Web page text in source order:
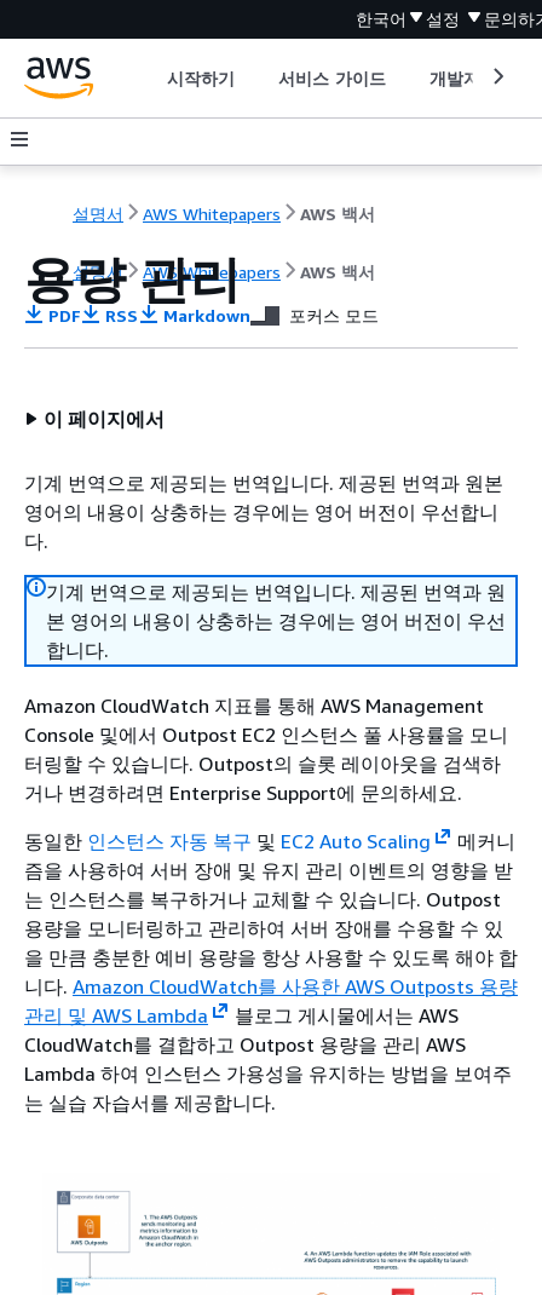
한국어 설정 문의하
시작하기 서비스 가이드 개발자 도구
설명서 AWS Whitepapers AWS 백서
설명서 AWS Whitepapers AWS 백서
용량 관리
PDF RSS Markdown 포커스 모드
이 페이지에서
기계 번역으로 제공되는 번역입니다. 제공된 번역과 원본
영어의 내용이 상충하는 경우에는 영어 버전이 우선합니
다.
기계 번역으로 제공되는 번역입니다. 제공된 번역과 원
본 영어의 내용이 상충하는 경우에는 영어 버전이 우선
합니다.
Amazon CloudWatch 지표를 통해 AWS Management
Console 및에서 Outpost EC2 인스턴스 풀 사용률을 모니
터링할 수 있습니다. Outpost의 슬롯 레이아웃을 검색하
거나 변경하려면 Enterprise Support에 문의하세요.
동일한 인스턴스 자동 복구 및 EC2 Auto Scaling
메커니
즘을 사용하여 서버 장애 및 유지 관리 이벤트의 영향을 받
는 인스턴스를 복구하거나 교체할 수 있습니다. Outpost
용량을 모니터링하고 관리하여 서버 장애를 수용할 수 있
을 만큼 충분한 예비 용량을 항상 사용할 수 있도록 해야 합
니다. Amazon CloudWatch를 사용한 AWS Outposts 용량
관리 및 AWS Lambda
블로그 게시물에서는 AWS
CloudWatch를 결합하고 Outpost 용량을 관리 AWS
Lambda 하여 인스턴스 가용성을 유지하는 방법을 보여주
는 실습 자습서를 제공합니다.